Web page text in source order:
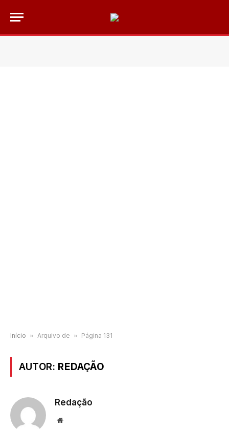
Início » Arquivo de » Página 131
AUTOR: REDAÇÃO
Redação
Website